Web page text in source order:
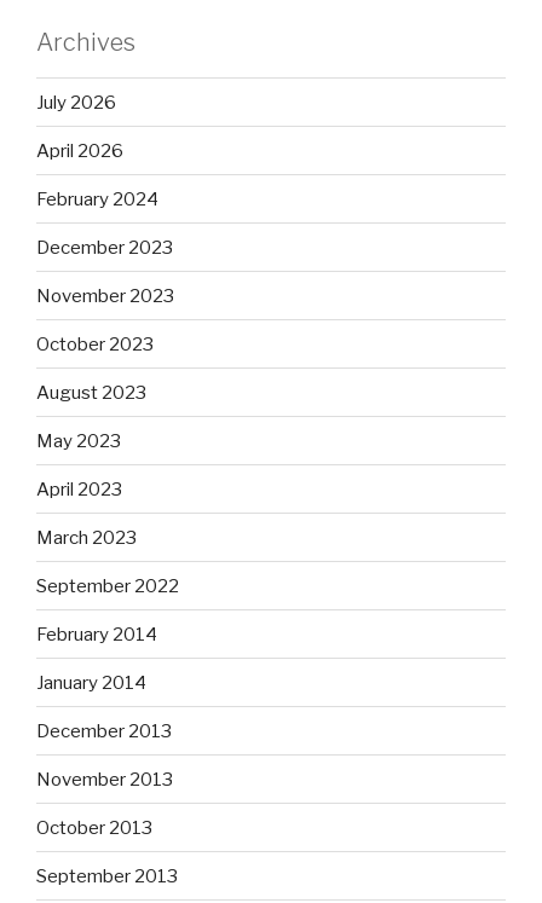
Archives
July 2026
April 2026
February 2024
December 2023
November 2023
October 2023
August 2023
May 2023
April 2023
March 2023
September 2022
February 2014
January 2014
December 2013
November 2013
October 2013
September 2013